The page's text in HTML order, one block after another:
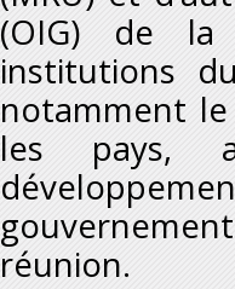
(OIG) de la
institutions
notamment
les pays,
réunion.